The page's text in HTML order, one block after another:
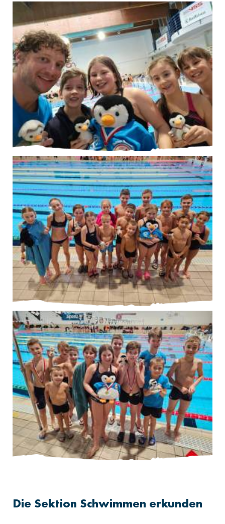
Die Sektion Schwimmen erkunden